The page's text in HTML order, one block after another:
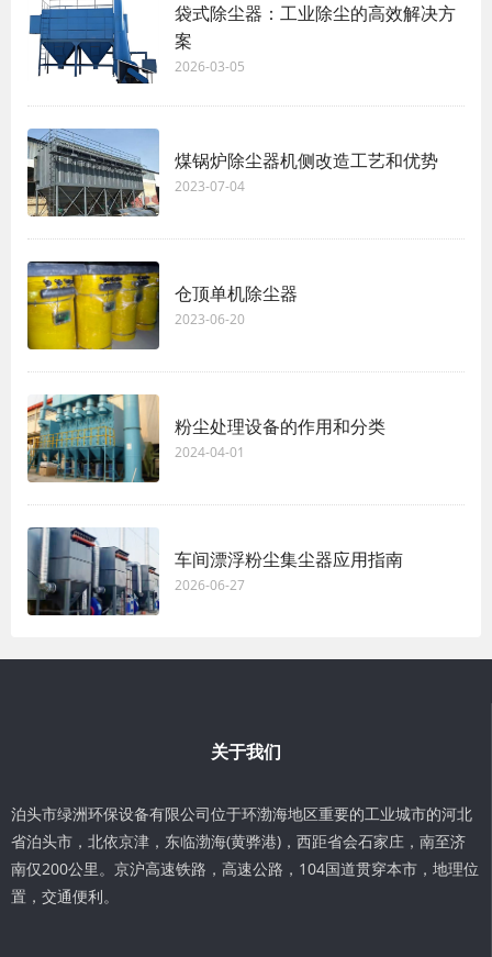
袋式除尘器：工业除尘的高效解决方
案
2026-03-05
煤锅炉除尘器机侧改造工艺和优势
2023-07-04
仓顶单机除尘器
2023-06-20
粉尘处理设备的作用和分类
2024-04-01
车间漂浮粉尘集尘器‌应用指南
2026-06-27
关于我们
泊头市绿洲环保设备有限公司位于环渤海地区重要的工业城市的河北
省泊头市，北依京津，东临渤海(黄骅港)，西距省会石家庄，南至济
南仅200公里。京沪高速铁路，高速公路，104国道贯穿本市，地理位
置，交通便利。